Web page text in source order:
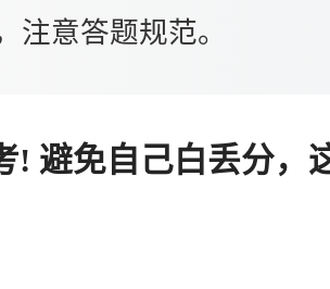
注意答题规范。
! 避免自己白丢分，